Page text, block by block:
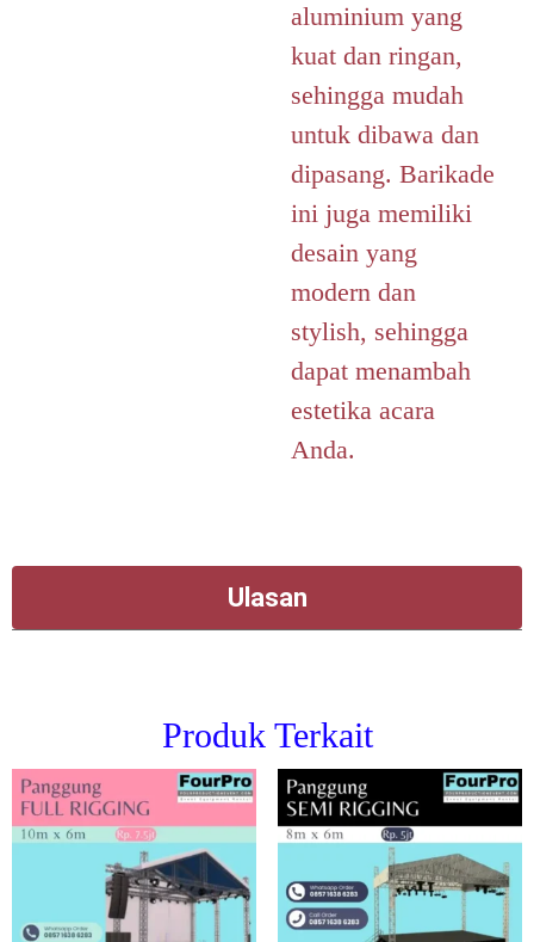
aluminium yang
kuat dan ringan,
sehingga mudah
untuk dibawa dan
dipasang. Barikade
ini juga memiliki
desain yang
modern dan
stylish, sehingga
dapat menambah
estetika acara
Anda.
Ulasan
Produk Terkait